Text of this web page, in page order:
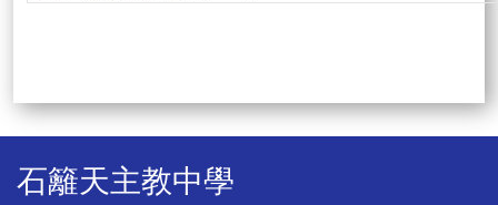
石籬天主教中學